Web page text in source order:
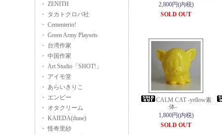
・ ZENITH
・ タカトクロバ社
・ Cementerio!
・ Green Army Playsets
・ 台湾作家
・ 中国作家
・ Art Studio「SHOT!」
・ アイモ堂
・ あらいきりこ
・ エンビー
・ オタクリーム
・ KAIEDA(dune)
・ 怪奇里紗
2,800円(内税)
SOLD OUT
CALM CAT -yellow素
体-
1,800円(内税)
SOLD OUT